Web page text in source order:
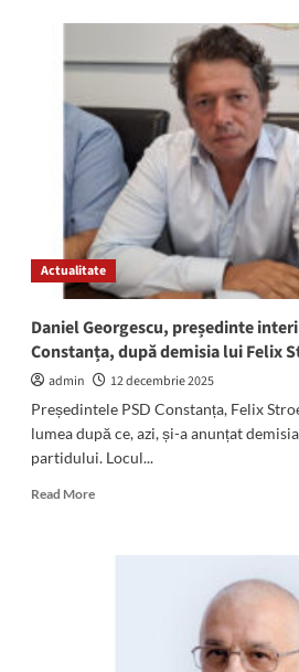
Parlamentarii
Georgescu
Felix
Stroe
propun
completarea
Legii
protecției
civile:
Primăriile
vor
putea
fonduri
pentru
repararea
de
la
subsolurile
în
Actualitate
Daniel Georgescu, președinte
Constanța, după demisia lui Felix
admin
12 decembrie 2025
Președintele PSD Constanța, Felix
lumea după ce, azi, și-a anunțat
partidului. Locul...
Read MoreRead
Daniel